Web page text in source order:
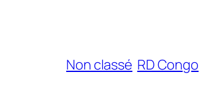
Non classé RD Congo